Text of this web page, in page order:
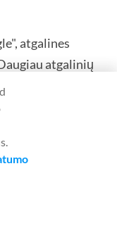
atgalines
atgalinių
pasitikėjimą
ir
pozicijas
didina jų